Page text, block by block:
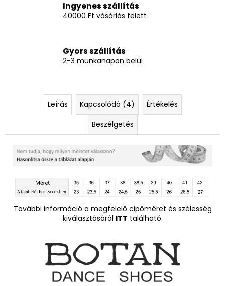
Ingyenes szállítás
40000 Ft vásárlás felett
Gyors szállítás
2-3 munkanapon belül
Leírás Kapcsolódó (4)
Értékelés
Beszélgetés
További információ a megfelelő cipőméret és szélesség
kiválasztásáról ITT található.